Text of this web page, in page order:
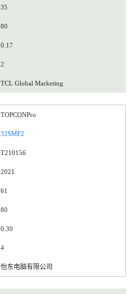
35
80
0.17
2
TCL Global Marketing
TOPCONPro
32SMF2
T210156
2021
61
80
0.30
4
怡东电脑有限公司